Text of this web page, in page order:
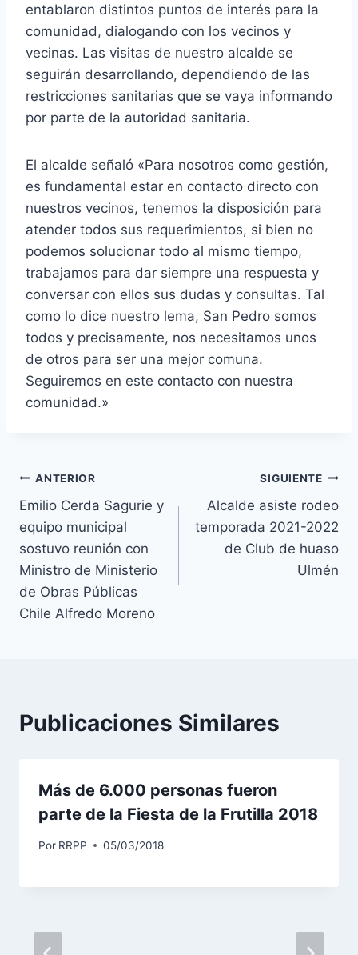
entablaron distintos puntos de interés para la
comunidad, dialogando con los vecinos y
vecinas. Las visitas de nuestro alcalde se
seguirán desarrollando, dependiendo de las
restricciones sanitarias que se vaya informando
por parte de la autoridad sanitaria.
El alcalde señaló «Para nosotros como gestión,
es fundamental estar en contacto directo con
nuestros vecinos, tenemos la disposición para
atender todos sus requerimientos, si bien no
podemos solucionar todo al mismo tiempo,
trabajamos para dar siempre una respuesta y
conversar con ellos sus dudas y consultas. Tal
como lo dice nuestro lema, San Pedro somos
todos y precisamente, nos necesitamos unos
de otros para ser una mejor comuna.
Seguiremos en este contacto con nuestra
comunidad.»
ANTERIOR
Emilio Cerda Sagurie y
equipo municipal
sostuvo reunión con
Ministro de Ministerio
de Obras Públicas
Chile Alfredo Moreno
SIGUIENTE
Alcalde asiste rodeo
temporada 2021-2022
de Club de huaso
Ulmén
Publicaciones Similares
Más de 6.000 personas fueron
parte de la Fiesta de la Frutilla 2018
Por RRPP 05/03/2018